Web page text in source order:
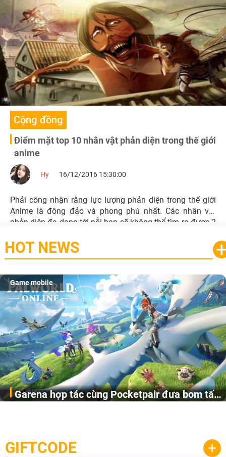
Cộng đồng
Điểm mặt top 10 nhân vật phản diện trong thế giới
anime
Hy 16/12/2016 15:30:00
Phải công nhận rằng lực lượng phản diện trong thế giới
Anime là đông đảo và phong phú nhất. Các nhân vật
phản diện đa dạng tới nỗi bạn sẽ không thể tìm ra được 2
nên một nét cuốn hút rất riêng cho anime. Vậy bạn có biết
hết top 10 nhân vật xấu xa “nổi như cồn” trong thế giới
HOT NEWS
Game mobile
Garena hợp tác cùng Pocketpair đưa bom tấn
cầu, theo giấy phép chính thức từ công ty game Nhật Bản
Pocketpair, Inc.
GIFTCODE +